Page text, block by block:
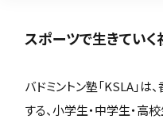
スポーツで生きてい
バドミントン塾「KSLA」
する、小学生・中学生・高